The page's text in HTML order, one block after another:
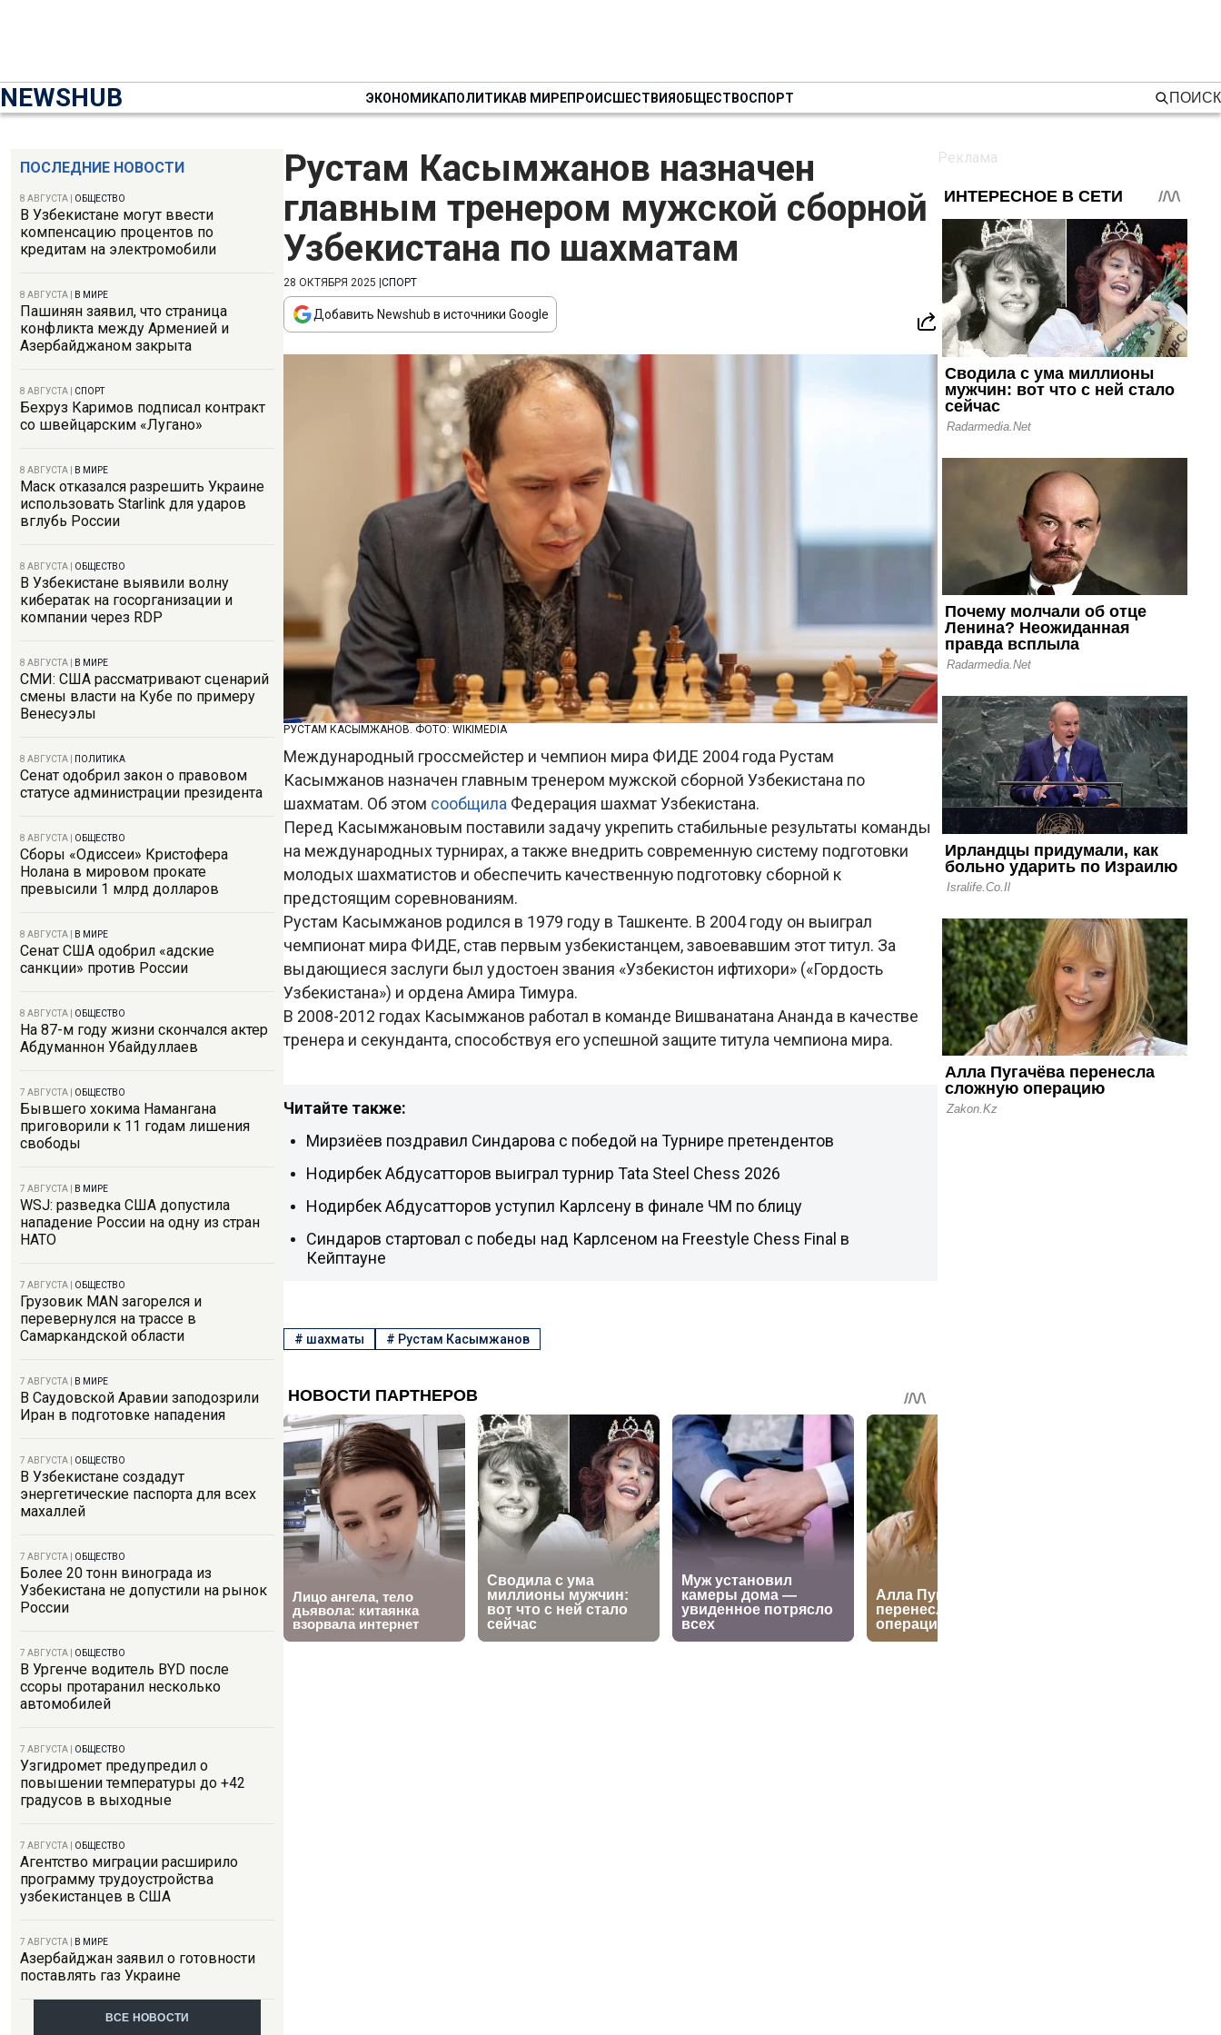
NEWSHUB ЭКОНОМИКАПОЛИТИКАВ МИРЕПРОИСШЕСТВИЯОБЩЕСТВОСПОРТ ПОИСК
ПОСЛЕДНИЕ НОВОСТИ
8 АВГУСТА ОБЩЕСТВО
В Узбекистане могут ввести
компенсацию процентов по
кредитам на электромобили
8 АВГУСТА В МИРЕ
Пашинян заявил, что страница
конфликта между Арменией и
Азербайджаном закрыта
8 АВГУСТА СПОРТ
Бехруз Каримов подписал контракт
со швейцарским «Лугано»
8 АВГУСТА В МИРЕ
Маск отказался разрешить Украине
использовать Starlink для ударов
вглубь России
8 АВГУСТА ОБЩЕСТВО
В Узбекистане выявили волну
кибератак на госорганизации и
компании через RDP
8 АВГУСТА В МИРЕ
СМИ: США рассматривают сценарий
смены власти на Кубе по примеру
Венесуэлы
8 АВГУСТА ПОЛИТИКА
Сенат одобрил закон о правовом
статусе администрации президента
8 АВГУСТА ОБЩЕСТВО
Сборы «Одиссеи» Кристофера
Нолана в мировом прокате
превысили 1 млрд долларов
8 АВГУСТА В МИРЕ
Сенат США одобрил «адские
санкции» против России
8 АВГУСТА ОБЩЕСТВО
На 87-м году жизни скончался актер
Абдуманнон Убайдуллаев
7 АВГУСТА ОБЩЕСТВО
Бывшего хокима Намангана
приговорили к 11 годам лишения
свободы
7 АВГУСТА В МИРЕ
WSJ: разведка США допустила
нападение России на одну из стран
НАТО
7 АВГУСТА ОБЩЕСТВО
Грузовик MAN загорелся и
перевернулся на трассе в
Самаркандской области
7 АВГУСТА В МИРЕ
В Саудовской Аравии заподозрили
Иран в подготовке нападения
7 АВГУСТА ОБЩЕСТВО
В Узбекистане создадут
энергетические паспорта для всех
махаллей
7 АВГУСТА ОБЩЕСТВО
Более 20 тонн винограда из
Узбекистана не допустили на рынок
России
7 АВГУСТА ОБЩЕСТВО
В Ургенче водитель BYD после
ссоры протаранил несколько
автомобилей
7 АВГУСТА ОБЩЕСТВО
Узгидромет предупредил о
повышении температуры до +42
градусов в выходные
7 АВГУСТА ОБЩЕСТВО
Агентство миграции расширило
программу трудоустройства
узбекистанцев в США
7 АВГУСТА В МИРЕ
Азербайджан заявил о готовности
поставлять газ Украине
ВСЕ НОВОСТИ
Рустам Касымжанов назначен
главным тренером мужской сборной
Узбекистана по шахматам
28 ОКТЯБРЯ 2025 СПОРТ
Добавить Newshub в источники Google
РУСТАМ КАСЫМЖАНОВ. ФОТО: WIKIMEDIA
Международный гроссмейстер и чемпион мира ФИДЕ 2004 года Рустам
Касымжанов назначен главным тренером мужской сборной Узбекистана по
шахматам. Об этом сообщила Федерация шахмат Узбекистана.
Перед Касымжановым поставили задачу укрепить стабильные результаты команды
на международных турнирах, а также внедрить современную систему подготовки
молодых шахматистов и обеспечить качественную подготовку сборной к
предстоящим соревнованиям.
Рустам Касымжанов родился в 1979 году в Ташкенте. В 2004 году он выиграл
чемпионат мира ФИДЕ, став первым узбекистанцем, завоевавшим этот титул. За
выдающиеся заслуги был удостоен звания «Узбекистон ифтихори» («Гордость
Узбекистана») и ордена Амира Тимура.
В 2008-2012 годах Касымжанов работал в команде Вишванатана Ананда в качестве
тренера и секунданта, способствуя его успешной защите титула чемпиона мира.
Читайте также:
Мирзиёев поздравил Синдарова с победой на Турнире претендентов
Нодирбек Абдусатторов выиграл турнир Tata Steel Chess 2026
Нодирбек Абдусатторов уступил Карлсену в финале ЧМ по блицу
Синдаров стартовал с победы над Карлсеном на Freestyle Chess Final в
Кейптауне
# шахматы # Рустам Касымжанов